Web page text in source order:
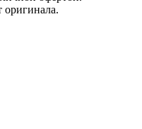
оригинала.